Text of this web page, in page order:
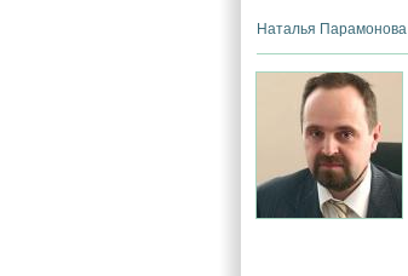
Наталья Парамонова